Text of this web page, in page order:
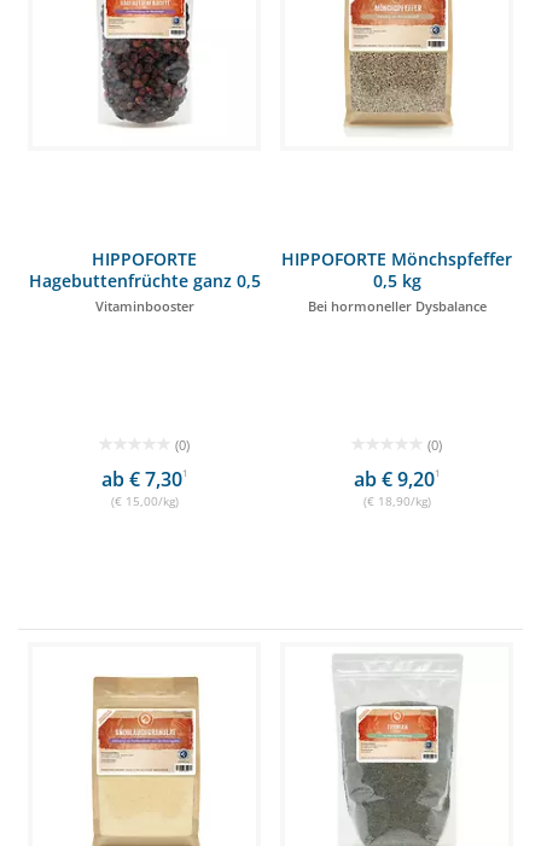
HIPPOFORTE
Hagebuttenfrüchte ganz 0,5
kg
Vitaminbooster
(0)
ab € 7,301
(€ 15,00/kg)
HIPPOFORTE Mönchspfeffer
0,5 kg
Bei hormoneller Dysbalance
(0)
ab € 9,201
(€ 18,90/kg)